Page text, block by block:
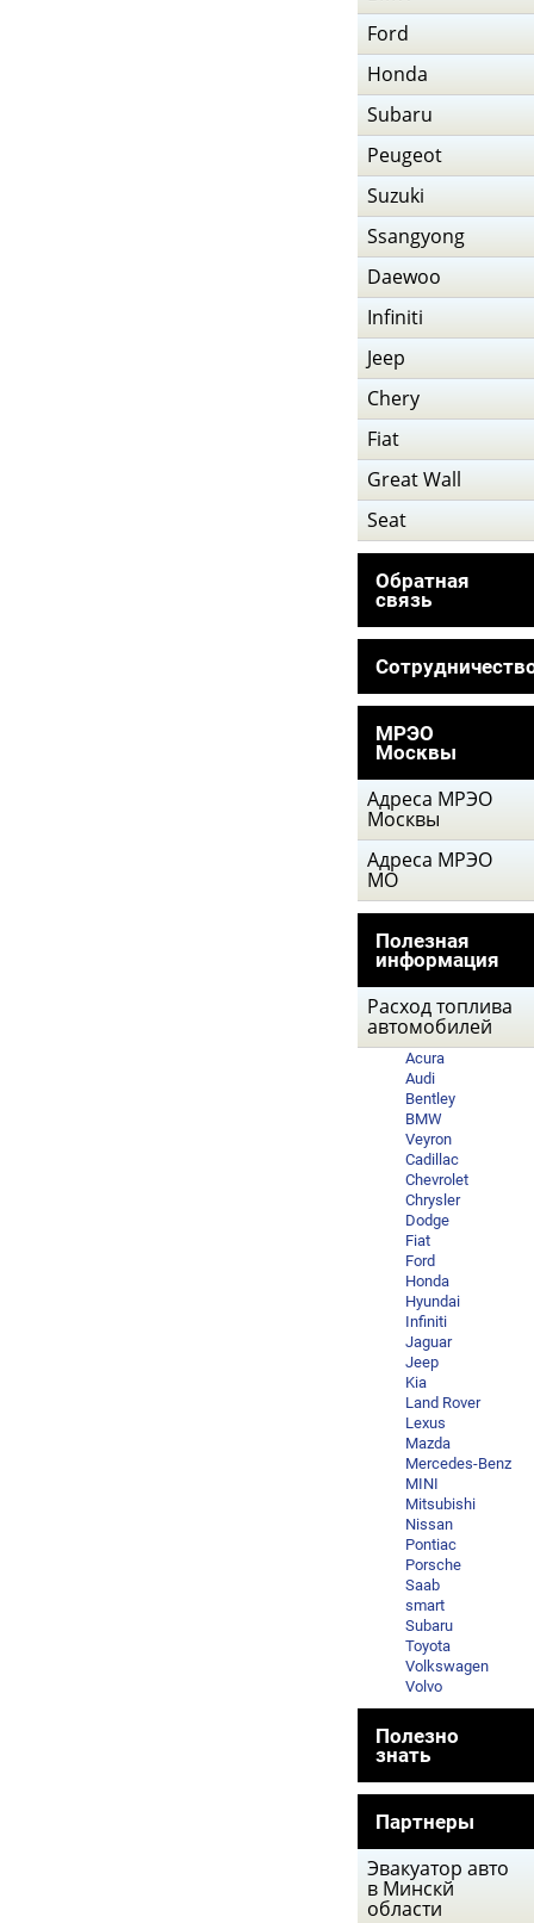
Ford
Honda
Subaru
Peugeot
Suzuki
Ssangyong
Daewoo
Infiniti
Jeep
Chery
Fiat
Great Wall
Seat
Обратная
связь
МРЭО
Москвы
Адреса МРЭО
Москвы
Адреса МРЭО
МО
Полезная
информация
Расход топлива
автомобилей
Acura
Audi
Bentley
BMW
Veyron
Cadillac
Chevrolet
Chrysler
Dodge
Fiat
Ford
Honda
Hyundai
Infiniti
Jaguar
Jeep
Kia
Land Rover
Lexus
Mazda
Mercedes-Benz
MINI
Mitsubishi
Nissan
Pontiac
Porsche
Saab
smart
Subaru
Toyota
Volkswagen
Volvo
Полезно
знать
Партнеры
Эвакуатор авто
в Минскй
области